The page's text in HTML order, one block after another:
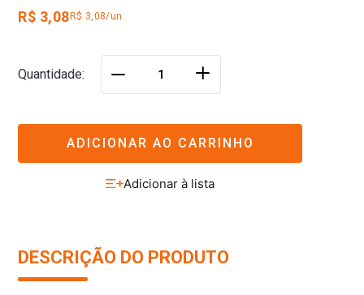
R$ 3,08 R$ 3,08/un
Quantidade ＋
ADICIONAR AO CARRINHO
DESCRIÇÃO DO PRODUTO